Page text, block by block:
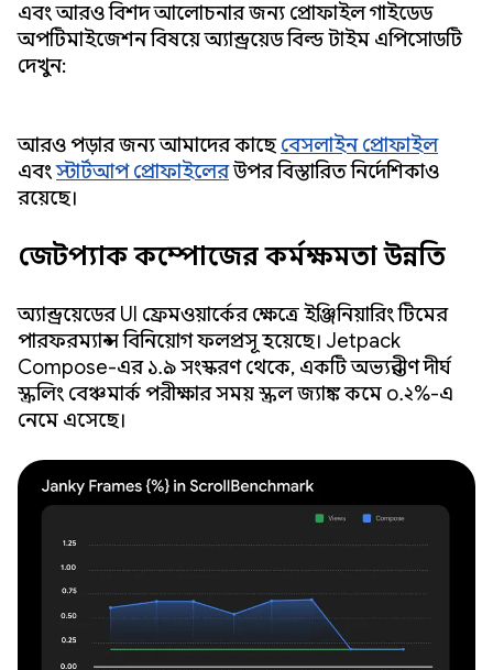
এবং আরও বিশদ আলোচনার জন্য প্রোফাইল গাইডেড
অপটিমাইজেশন বিষয়ে অ্যান্ড্রয়েড বিল্ড টাইম এপিসোডটি
দেখুন:
আরও পড়ার জন্য আমাদের কাছেবেসলাইন প্রোফাইল
এবংস্টার্টআপ প্রোফাইলেরউপর বিস্তারিত নির্দেশিকাও
রয়েছে।
জেটপ্যাক কম্পোজের কর্মক্ষমতা উন্নতি
অ্যান্ড্রয়েডের UI ফ্রেমওয়ার্কের ক্ষেত্রে ইঞ্জিনিয়ারিং টিমের
পারফরম্যান্স বিনিয়োগ ফলপ্রসূ হয়েছে। Jetpack
Compose-এর ১.৯ সংস্করণ থেকে, একটি অভ্যন্তরীণ দীর্ঘ
স্ক্রলিং বেঞ্চমার্ক পরীক্ষার সময় স্ক্রল জ্যাঙ্ক কমে ০.২%-এ
নেমে এসেছে।